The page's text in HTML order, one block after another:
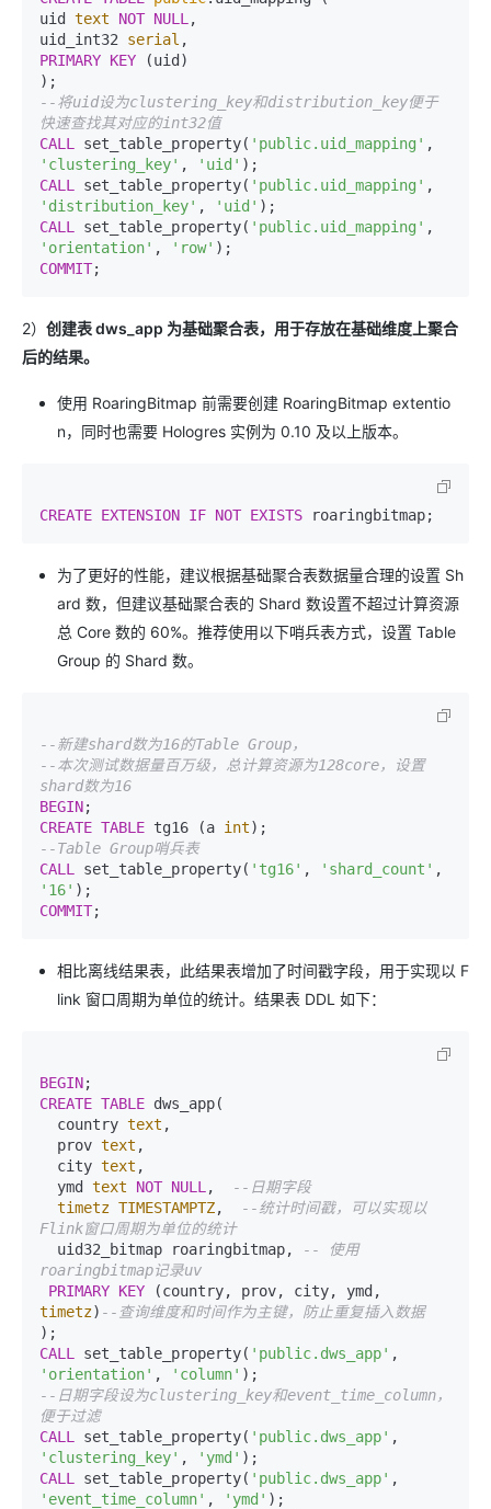
uid text NOT NULL ,
uid_int32 serial
PRIMARY KEY (uid)
--将uid设为clustering_key和distribution_key便于
快速查找其对应的int32值
CALL
set_table_property( 'public.uid_mapping'
'clustering_key' , 'uid'
CALL
set_table_property( 'public.uid_mapping'
'distribution_key' , 'uid'
CALL
set_table_property( 'public.uid_mapping'
'orientation' , 'row'
COMMIT;
2） 创建表 dws_app 为基础聚合表，用于存放在基础维度上聚合
后的结果。
使用 RoaringBitmap 前需要创建 RoaringBitmap extentio
n，同时也需要 Hologres 实例为 0.10 及以上版本。
CREATE EXTENSION IF NOT EXISTS roaringbitmap;
为了更好的性能，建议根据基础聚合表数据量合理的设置 Sh
ard 数，但建议基础聚合表的 Shard 数设置不超过计算资源
总 Core 数的 60%。推荐使用以下哨兵表方式，设置 Table
Group 的 Shard 数。
--新建shard数为16的Table Group，
--本次测试数据量百万级，总计算资源为128core，设置
shard数为16
BEGIN
CREATE TABLE tg16 (a int
--Table Group哨兵表
CALL
set_table_property( 'tg16' , 'shard_count'
'16'
COMMIT;
相比离线结果表，此结果表增加了时间戳字段，用于实现以 F
link 窗口周期为单位的统计。结果表 DDL 如下：
BEGIN
CREATE TABLE dws_app(
  country
text ,
  prov
text ,
  city
text ,
  ymd
text NOT NULL ,
--日期字段
timetz TIMESTAMPTZ,
--统计时间戳，可以实现以
Flink窗口周期为单位的统计
  uid32_bitmap roaringbitmap,
-- 使用
roaringbitmap记录uv
PRIMARY KEY
timetz) --查询维度和时间作为主键，防止重复插入数据
CALL
set_table_property( 'public.dws_app'
'orientation' , 'column'
--日期字段设为clustering_key和event_time_column，
便于过滤
CALL
set_table_property( 'public.dws_app'
'clustering_key' , 'ymd'
CALL
set_table_property( 'public.dws_app'
'event_time_column' , 'ymd'